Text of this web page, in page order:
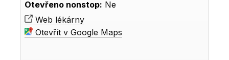
Otevřeno nonstop: Ne
Web lékárny
Otevřít v Google Maps